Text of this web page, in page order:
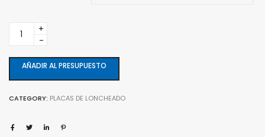
Placas
G/150
quantity
AÑADIR AL PRESUPUESTO
CATEGORY: PLACAS DE LONCHEADO